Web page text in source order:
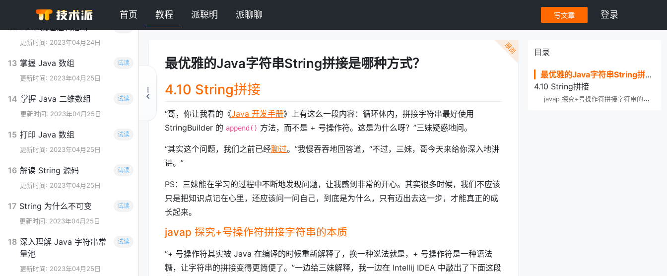
首页 教程 派聪明 派聊聊 写文章 登录
12 Java 流程控制语句
更新时间: 2023年04月24日
13 掌握 Java 数组
更新时间: 2023年04月25日
试读
14 掌握 Java 二维数组
更新时间: 2023年04月25日
试读
15 打印 Java 数组
更新时间: 2023年04月25日
试读
16 解读 String 源码
更新时间: 2023年04月25日
试读
17 String 为什么不可变
更新时间: 2023年04月25日
试读
18 深入理解 Java 字符串常
量池
更新时间: 2023年04月25日
试读
原创
最优雅的Java字符串String拼接是哪种方式？
4.10 String拼接
“哥，你让我看的《Java 开发手册》上有这么一段内容：循环体内，拼接字符串最好使用
StringBuilder 的 append() 方法，而不是 + 号操作符。这是为什么呀？”三妹疑惑地问。
“其实这个问题，我们之前已经聊过。”我慢吞吞地回答道，“不过，三妹，哥今天来给你深入地讲
讲。”
PS：三妹能在学习的过程中不断地发现问题，让我感到非常的开心。其实很多时候，我们不应该
只是把知识点记在心里，还应该问一问自己，到底是为什么，只有迈出去这一步，才能真正的成
长起来。
javap 探究+号操作符拼接字符串的本质
“+ 号操作符其实被 Java 在编译的时候重新解释了，换一种说法就是，+ 号操作符是一种语法
糖，让字符串的拼接变得更简便了。”一边给三妹解释，我一边在 Intellij IDEA 中敲出了下面这段
目录
最优雅的Java字符串String拼接是哪种方式？
4.10 String拼接
j
avap 探究+号操作符拼接字符串的本质